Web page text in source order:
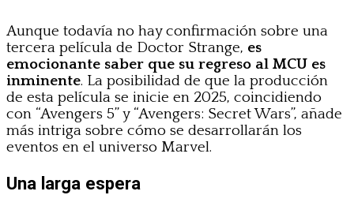
Aunque todavía no hay confirmación sobre una
tercera película de Doctor Strange, es
emocionante saber que su regreso al MCU es
inminente. La posibilidad de que la producción
de esta película se inicie en 2025, coincidiendo
con “Avengers 5” y “Avengers: Secret Wars”, añade
más intriga sobre cómo se desarrollarán los
eventos en el universo Marvel.
Una larga espera